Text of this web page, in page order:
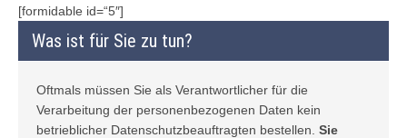
[formidable id=“5″]
Was ist für Sie zu tun?
Oftmals müssen Sie als Verantwortlicher für die
Verarbeitung der personenbezogenen Daten kein
betrieblicher Datenschutzbeauftragten bestellen. Sie